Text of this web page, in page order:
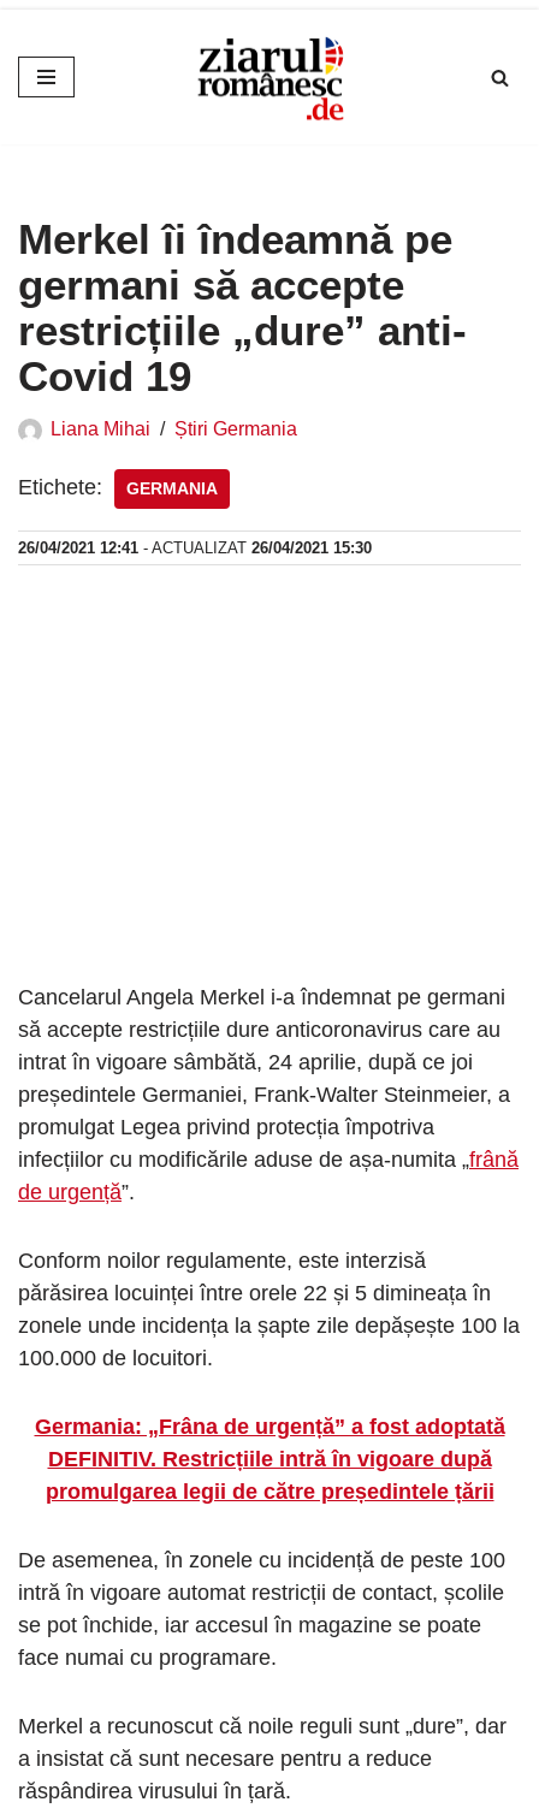
Sari
la
Merkel îi îndeamnă pe
germani să accepte
restricțiile „dure” anti-
Covid 19
Liana Mihai Știri Germania
Etichete: GERMANIA
26/04/2021 12:41 - ACTUALIZAT 26/04/2021 15:30
Cancelarul Angela Merkel i-a îndemnat pe germani
să accepte restricțiile dure anticoronavirus care au
intrat în vigoare sâmbătă, 24 aprilie, după ce joi
președintele Germaniei, Frank-Walter Steinmeier, a
promulgat Legea privind protecția împotriva
infecțiilor cu modificările aduse de așa-numita „frână
de urgență”.
Conform noilor regulamente, este interzisă
părăsirea locuinței între orele 22 și 5 dimineața în
zonele unde incidența la șapte zile depășește 100 la
100.000 de locuitori.
Germania: „Frâna de urgență” a fost adoptată
DEFINITIV. Restricțiile intră în vigoare după
promulgarea legii de către președintele țării
De asemenea, în zonele cu incidență de peste 100
intră în vigoare automat restricții de contact, școlile
se pot închide, iar accesul în magazine se poate
face numai cu programare.
Merkel a recunoscut că noile reguli sunt „dure”, dar
a insistat că sunt necesare pentru a reduce
răspândirea virusului în țară.